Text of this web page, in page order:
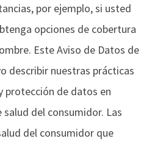
por ejemplo, si usted
opciones de cobertura
Este Aviso de Datos de
describir nuestras prácticas
protección de datos en
del consumidor. Las
del consumidor que